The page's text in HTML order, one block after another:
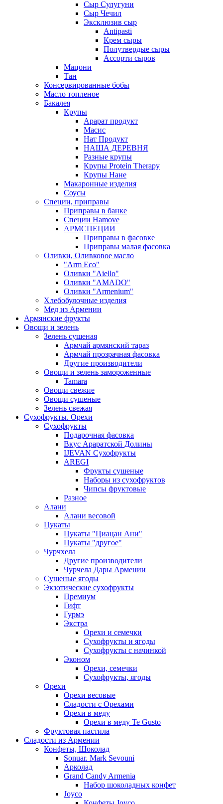
Сыр Сулугуни
Сыр Чечил
Эксклюзив сыр
Antipasti
Крем сыры
Полутвердые сыры
Ассорти сыров
Мацони
Тан
Консервированные бобы
Масло топленое
Бакалея
Крупы
Арарат продукт
Масис
Нат Продукт
НАША ДЕРЕВНЯ
Разные крупы
Крупы Protein Therapy
Крупы Нане
Макаронные изделия
Соусы
Специи, приправы
Приправы в банке
Специи Hamove
АРМСПЕЦИИ
Приправы в фасовке
Приправы малая фасовка
Оливки, Оливковое масло
"Arm Eco"
Оливки "Aiello"
Оливки "AMADO"
Оливки "Armenium"
Хлебобулочные изделия
Мед из Армении
Армянские фрукты
Овощи и зелень
Зелень сушеная
Армчай армянский тараз
Армчай прозрачная фасовка
Другие производители
Овощи и зелень замороженные
Tamara
Овощи свежие
Овощи сушеные
Зелень свежая
Сухофрукты. Орехи
Сухофрукты
Подарочная фасовка
Вкус Араратской Долины
IJEVAN Сухофрукты
AREGI
Фрукты сушеные
Наборы из сухофруктов
Чипсы фруктовые
Разное
Алани
Алани весовой
Цукаты
Цукаты "Циацан Ани"
Цукаты "другое"
Чурчхела
Другие производители
Чурчела Дары Армении
Сушеные ягоды
Экзотические сухофрукты
Премиум
Гифт
Гурмэ
Экстра
Орехи и семечки
Сухофрукты и ягоды
Сухофрукты с начинкой
Эконом
Орехи, семечки
Сухофрукты, ягоды
Орехи
Орехи весовые
Сладости с Орехами
Орехи в меду
Орехи в меду Te Gusto
Фруктовая пастила
Сладости из Армении
Конфеты, Шоколад
Sonuar. Mark Sevouni
Арколад
Grand Candy Armenia
Набор шоколадных конфет
Joyco